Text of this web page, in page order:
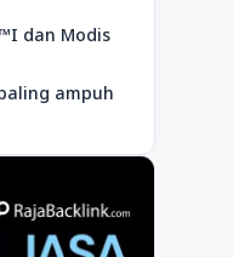
dan Modis
ampuh